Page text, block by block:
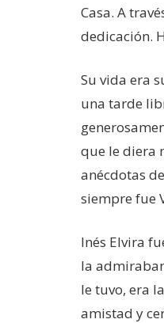
Casa. A
dedicación.
Su vida era
una tarde
que le diera
anécdotas
siempre fue
Inés Elvira
la
le tuvo, era
amistad y